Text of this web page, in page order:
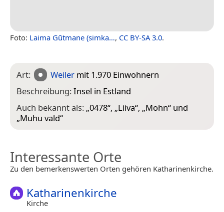
Foto: Laima Gūtmane (simka…, CC BY-SA 3.0.
Art: Weiler mit 1.970 Einwohnern
Beschreibung:Insel in Estland
Auch bekannt als: „0478“, „Liiva“, „Mohn“ und
„Muhu vald“
Interessante Orte
Zu den bemerkenswerten Orten gehören Katharinenkirche.
Katharinenkirche
Kirche